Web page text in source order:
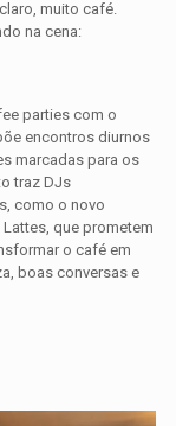
muito café.
na cena:
parties com o
encontros diurnos
marcadas para os
traz DJs
como o novo
que prometem
o café em
boas conversas e